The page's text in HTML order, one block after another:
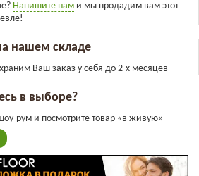
Напишите нам и мы продадим вам этот
нашем складе
Ваш заказ у себя до 2-х месяцев
в выборе?
рум и посмотрите товар «в живую»